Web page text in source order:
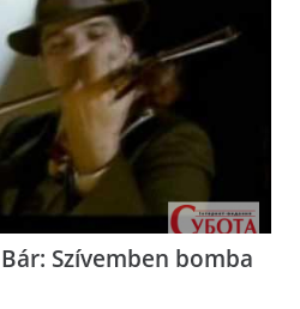
Szívemben bomba